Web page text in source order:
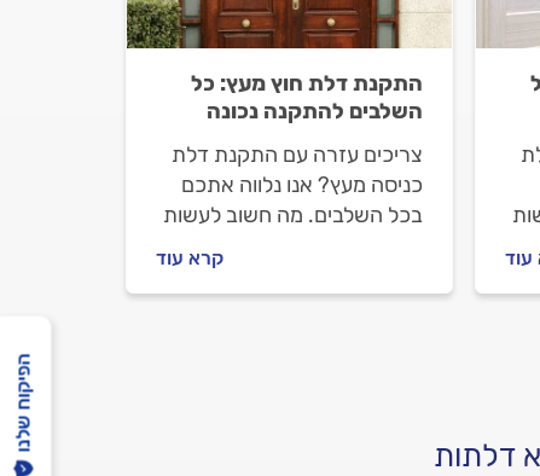
התקנת דלת חוץ מעץ: כל
השלבים להתקנה נכונה
צריכים עזרה עם התקנת דלת
כניסה מעץ? אנו נלווה אתכם
בכל השלבים. מה חשוב לעשות
מה חשוב לבדוק מולו וכמה עולה
התקנה של דלת כניסה? ריכזנו
קרא עוד
דלתות
הפיקוח שלנו